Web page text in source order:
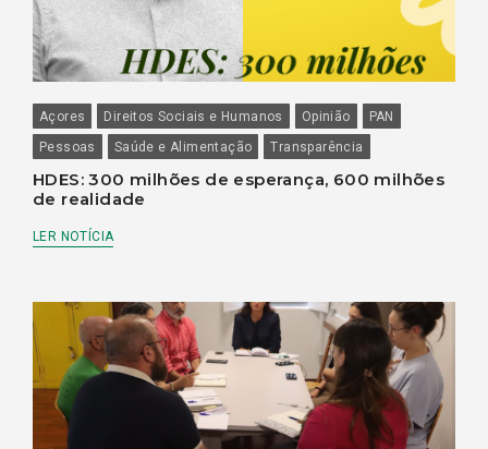
Açores Direitos Sociais e Humanos Opinião
PAN
Pessoas
Saúde e Alimentação Transparência
HDES: 300 milhões de esperança, 600 milhões
de realidade
LER NOTÍCIA